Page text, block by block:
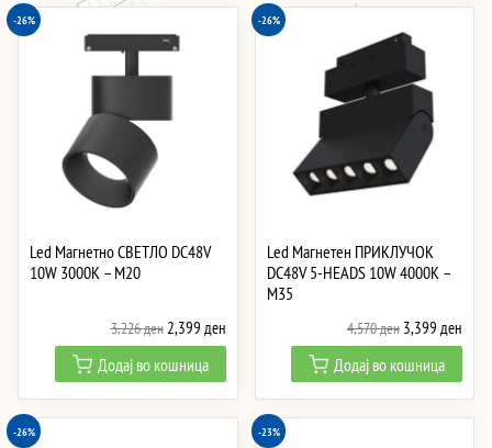
-26%
Led Магнетно СВЕТЛО DC48V
10W 3000K – M20
3,226ден Original
price
was:
3,226 ден.
2,399 денCurrent
price
is:
2,399 ден.
Додај во кошница
-26%
Led Магнетен ПРИКЛУЧОК
DC48V 5-HEADS 10W 4000K –
M35
4,570ден Original
price
was:
4,570 ден.
3,399 ден
price
is:
Додај во кошница
-26% -23%